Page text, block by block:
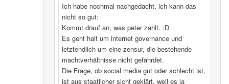
Ich habe nochmal nachgedacht, ich kann das
nicht so gut:
Kommt drauf an, was peter zahlt. :D
Es geht halt um internet governance und
letztendlich um eine zensur, die bestehende
machtverhältnisse nicht gefährdet.
Die Frage, ob social media gut oder schlecht ist,
ist aus staatlicher sicht geklärt, weil es ja